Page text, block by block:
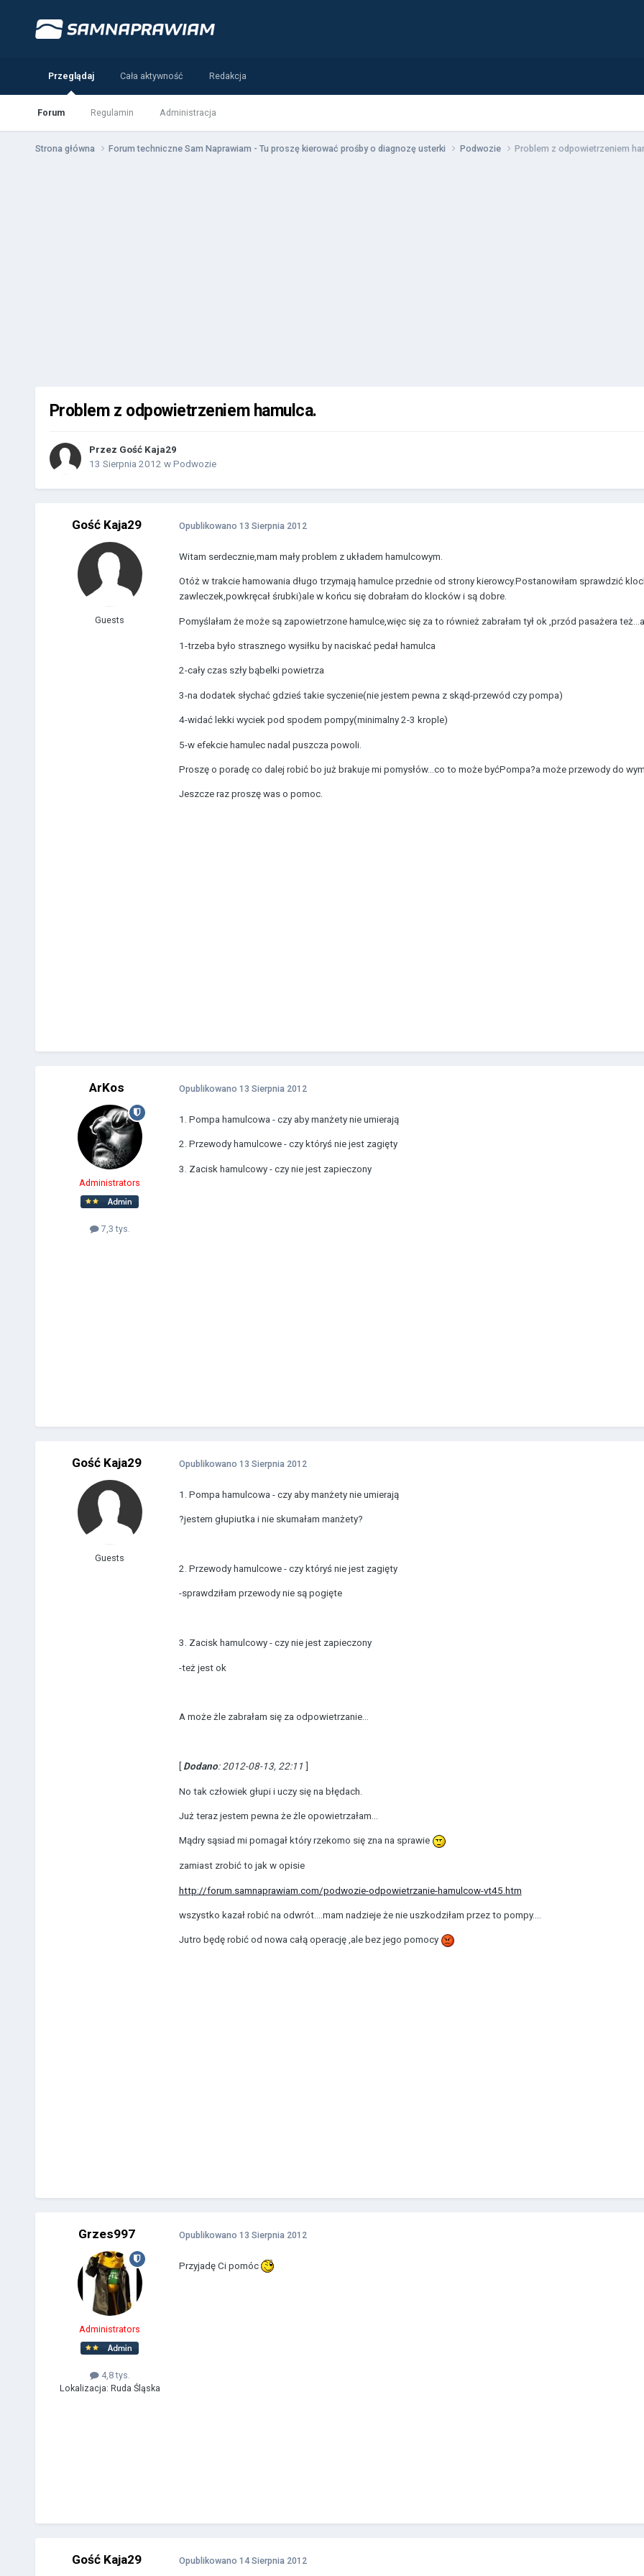
Przeglądaj
Forum Regulamin Administracja
Cała aktywność Redakcja
Strona główna Forum techniczne Sam Naprawiam - Tu proszę kierować prośby o diagnozę usterki Podwozie Problem z odpowietrzeniem
Problem z odpowietrzeniem hamulca.
Przez Gość Kaja29
13 Sierpnia 2012 w Podwozie
Gość Kaja29
Guests
Opublikowano 13 Sierpnia 2012
Witam serdecznie,mam mały problem z układem hamulcowym.
Otóż w trakcie hamowania długo trzymają hamulce przednie od strony kierowcy.Postanowiłam sprawdzić
zawleczek,powkręcał śrubki)ale w końcu się dobrałam do klocków i są dobre.
Pomyślałam że może są zapowietrzone hamulce,więc się za to również zabrałam tył ok ,przód pasażera
1-trzeba było strasznego wysiłku by naciskać pedał hamulca
2-cały czas szły bąbelki powietrza
3-na dodatek słychać gdzieś takie syczenie(nie jestem pewna z skąd-przewód czy pompa)
4-widać lekki wyciek pod spodem pompy(minimalny 2-3 krople)
5-w efekcie hamulec nadal puszcza powoli.
Proszę o poradę co dalej robić bo już brakuje mi pomysłów...co to może byćPompa?a może przewody do
Jeszcze raz proszę was o pomoc.
ArKos
Administrators
7,3 tys.
Opublikowano 13 Sierpnia 2012
1. Pompa hamulcowa - czy aby manżety nie umierają
2. Przewody hamulcowe - czy któryś nie jest zagięty
3. Zacisk hamulcowy - czy nie jest zapieczony
Gość Kaja29
Guests
Opublikowano 13 Sierpnia 2012
1. Pompa hamulcowa - czy aby manżety nie umierają
?jestem głupiutka i nie skumałam manżety?
2. Przewody hamulcowe - czy któryś nie jest zagięty
-sprawdziłam przewody nie są pogięte
3. Zacisk hamulcowy - czy nie jest zapieczony
-też jest ok
A może żle zabrałam się za odpowietrzanie...
Dodano: 2012-08-13, 22:11
No tak człowiek głupi i uczy się na błędach.
Już teraz jestem pewna że żle opowietrzałam...
Mądry sąsiad mi pomagał który rzekomo się zna na sprawie
zamiast zrobić to jak w opisie
http://forum.samnaprawiam.com/podwozie-odpowietrzanie-hamulcow-vt45.htm
wszystko kazał robić na odwrót....mam nadzieje że nie uszkodziłam przez to pompy....
Jutro będę robić od nowa całą operację ,ale bez jego pomocy
Grzes997
Administrators
4,8 tys.
Lokalizacja: Ruda Śląska
Opublikowano 13 Sierpnia 2012
Przyjadę Ci pomóc
Gość Kaja29 Opublikowano 14 Sierpnia 2012